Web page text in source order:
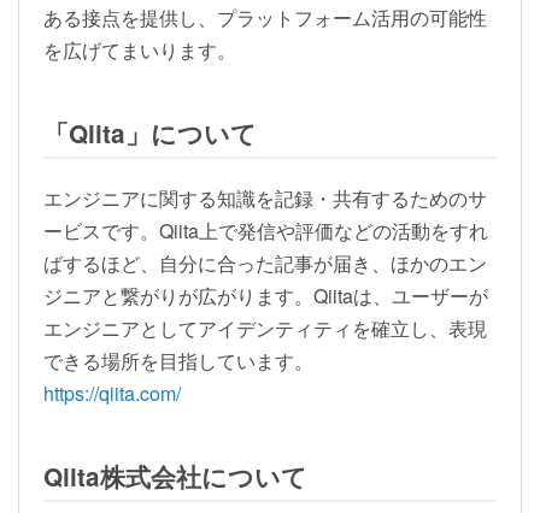
ある接点を提供し、プラットフォーム活用の可能性
を広げてまいります。
「Qiita」について
エンジニアに関する知識を記録・共有するためのサ
ービスです。Qiita上で発信や評価などの活動をすれ
ばするほど、自分に合った記事が届き、ほかのエン
ジニアと繋がりが広がります。Qiitaは、ユーザーが
エンジニアとしてアイデンティティを確立し、表現
できる場所を目指しています。
https://qiita.com/
Qiita株式会社について